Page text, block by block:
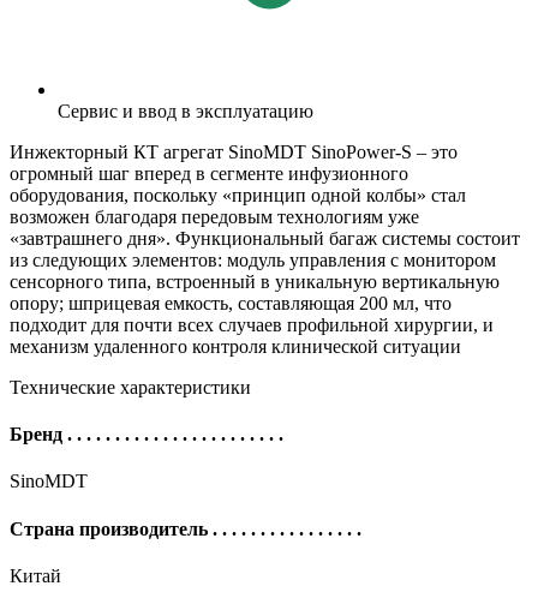
Сервис и ввод в эксплуатацию
Инжекторный КТ агрегат SinoMDT SinoPower-S – это
огромный шаг вперед в сегменте инфузионного
оборудования, поскольку «принцип одной колбы» стал
возможен благодаря передовым технологиям уже
«завтрашнего дня». Функциональный багаж системы состоит
из следующих элементов: модуль управления с монитором
сенсорного типа, встроенный в уникальную вертикальную
опору; шприцевая емкость, составляющая 200 мл, что
подходит для почти всех случаев профильной хирургии, и
механизм удаленного контроля клинической ситуации
Технические характеристики
Бренд . . . . . . . . . . . . . . . . . . . . . . .
SinoMDT
Страна производитель . . . . . . . . . . . . . . . .
Китай